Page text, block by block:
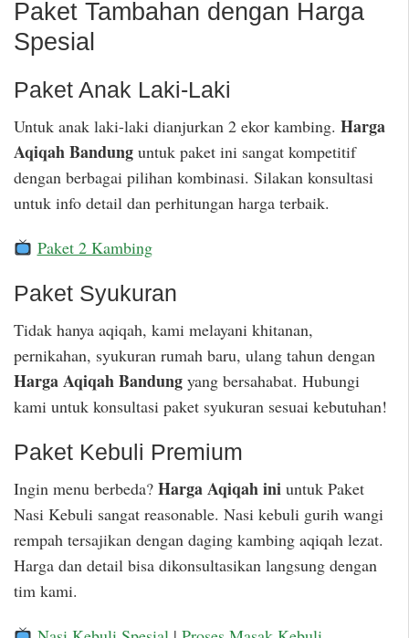
Paket Tambahan dengan Harga
Spesial
Paket Anak Laki-Laki
Untuk anak laki-laki dianjurkan 2 ekor kambing. Harga
Aqiqah Bandung untuk paket ini sangat kompetitif
dengan berbagai pilihan kombinasi. Silakan konsultasi
untuk info detail dan perhitungan harga terbaik.
Paket 2 Kambing
Paket Syukuran
Tidak hanya aqiqah, kami melayani khitanan,
pernikahan, syukuran rumah baru, ulang tahun dengan
Harga Aqiqah Bandung yang bersahabat. Hubungi
kami untuk konsultasi paket syukuran sesuai kebutuhan!
Paket Kebuli Premium
Ingin menu berbeda? Harga Aqiqah ini untuk Paket
Nasi Kebuli sangat reasonable. Nasi kebuli gurih wangi
rempah tersajikan dengan daging kambing aqiqah lezat.
Harga dan detail bisa dikonsultasikan langsung dengan
tim kami.